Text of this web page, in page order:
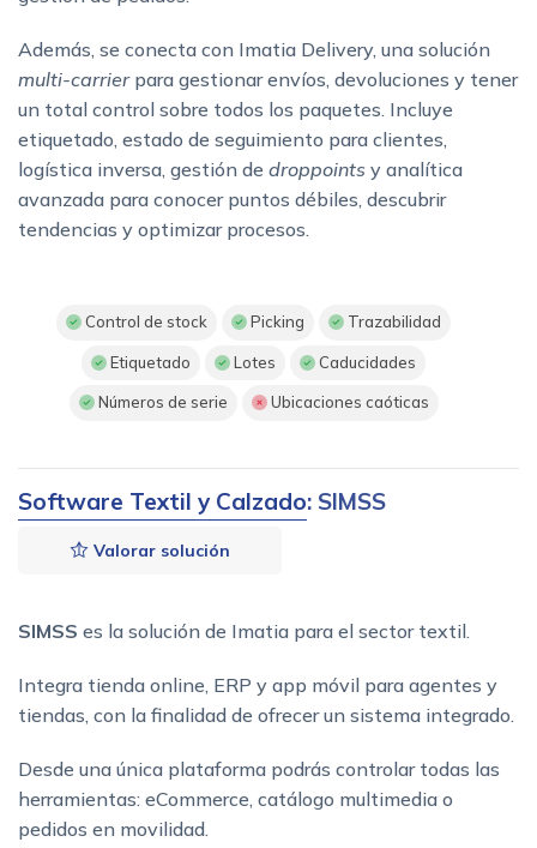
Además, se conecta con Imatia Delivery, una solución
multi-carrier para gestionar envíos, devoluciones y tener
un total control sobre todos los paquetes. Incluye
etiquetado, estado de seguimiento para clientes,
logística inversa, gestión de droppoints y analítica
avanzada para conocer puntos débiles, descubrir
tendencias y optimizar procesos.
Control de stock Picking Trazabilidad
Etiquetado Lotes Caducidades
Números de serie Ubicaciones caóticas
Software Textil y Calzado: SIMSS
Valorar solución
SIMSS es la solución de Imatia para el sector textil.
Integra tienda online, ERP y app móvil para agentes y
tiendas, con la finalidad de ofrecer un sistema integrado.
Desde una única plataforma podrás controlar todas las
herramientas: eCommerce, catálogo multimedia o
pedidos en movilidad.